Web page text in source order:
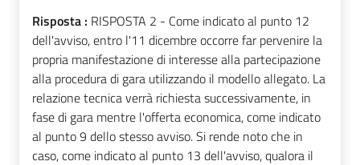
Risposta : RISPOSTA 2 - Come indicato al punto 12
dell'avviso, entro l'11 dicembre occorre far pervenire la
propria manifestazione di interesse alla partecipazione
alla procedura di gara utilizzando il modello allegato. La
relazione tecnica verrà richiesta successivamente, in
fase di gara mentre l'offerta economica, come indicato
al punto 9 dello stesso avviso. Si rende noto che in
caso, come indicato al punto 13 dell'avviso, qualora il